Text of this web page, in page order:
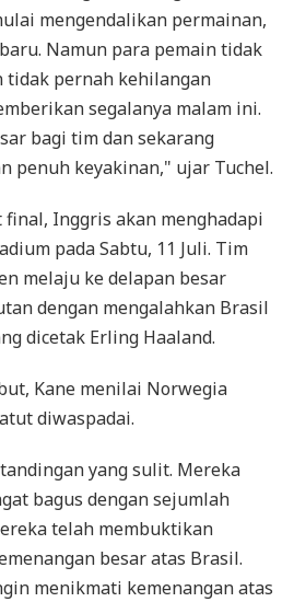
mengendalikan permainan,
Namun para pemain tidak
tidak pernah kehilangan
segalanya malam ini.
bagi tim dan sekarang
penuh keyakinan," ujar Tuchel.
final, Inggris akan menghadapi
pada Sabtu, 11 Juli. Tim
melaju ke delapan besar
dengan mengalahkan Brasil
dicetak Erling Haaland.
Kane menilai Norwegia
diwaspadai.
yang sulit. Mereka
bagus dengan sejumlah
telah membuktikan
besar atas Brasil.
menikmati kemenangan atas